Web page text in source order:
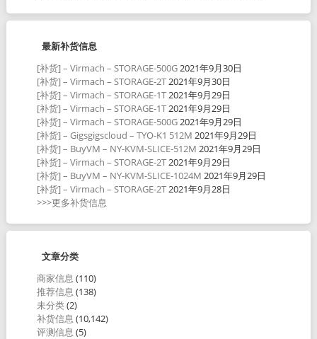
最新补货信息
[补货] – Virmach – STORAGE-500G2021年9月30日
[补货] – Virmach – STORAGE-2T2021年9月30日
[补货] – Virmach – STORAGE-1T2021年9月29日
[补货] – Virmach – STORAGE-1T2021年9月29日
[补货] – Virmach – STORAGE-500G2021年9月29日
[补货] – Gigsgigscloud – TYO-K1 512M 2021年9月29日
[补货] – BuyVM – NY-KVM-SLICE-512M 2021年9月29日
[补货] – Virmach – STORAGE-2T2021年9月29日
[补货] – BuyVM – NY-KVM-SLICE-1024M 2021年9月29日
[补货] – Virmach – STORAGE-2T2021年9月28日
>>>更多补货信息
文章分类
商家信息 (110)
推荐信息 (138)
未分类(2)
补货信息 (10,142)
评测信息 (5)